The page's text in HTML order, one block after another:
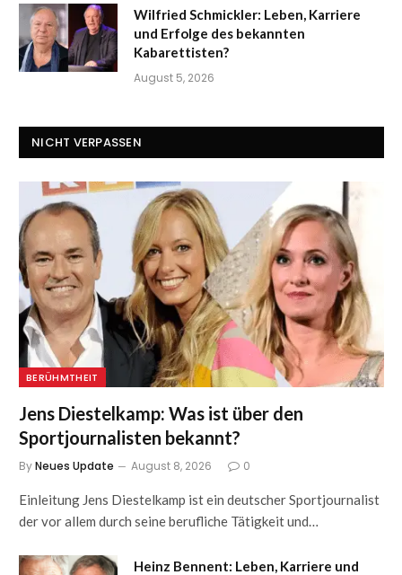
Wilfried Schmickler: Leben, Karriere
und Erfolge des bekannten
Kabarettisten?
August 5, 2026
NICHT VERPASSEN
BERÜHMTHEIT
Jens Diestelkamp: Was ist über den
Sportjournalisten bekannt?
ByNeues Update August 8, 2026 0
Einleitung Jens Diestelkamp ist ein deutscher Sportjournalist
der vor allem durch seine berufliche Tätigkeit und…
Heinz Bennent: Leben, Karriere und